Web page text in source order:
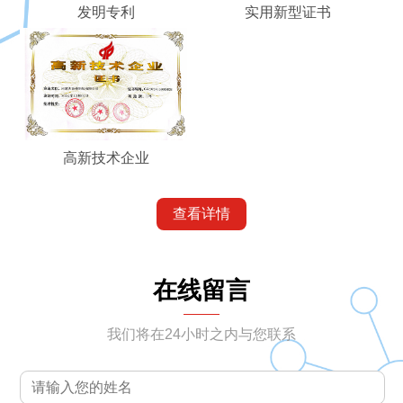
发明专利 实用新型证书
高新技术企业
查看详情
在线留言
我们将在24小时之内与您联系